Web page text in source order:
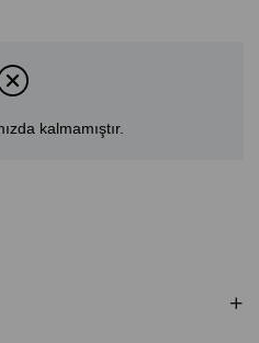
kalmamıştır.